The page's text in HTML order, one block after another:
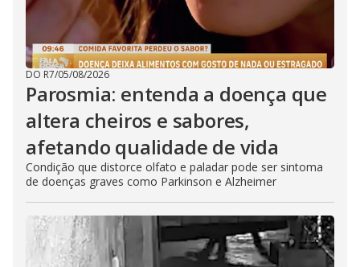
DO R7/05/08/2026
Parosmia: entenda a doença que
altera cheiros e sabores,
afetando qualidade de vida
Condição que distorce olfato e paladar pode ser sintoma
de doenças graves como Parkinson e Alzheimer